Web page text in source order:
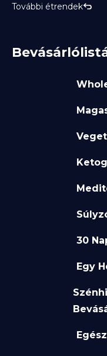
További étrendek
30
Egy